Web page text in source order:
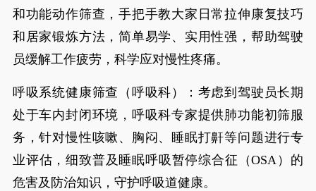
和功能动作筛查，手把手教大家日常拉伸康复技巧
和居家锻炼方法，简单易学、实用性强，帮助驾驶
员缓解工作疲劳，科学应对慢性疼痛。
呼吸系统健康筛查（呼吸科）：考虑到驾驶员长期
处于车内封闭环境，呼吸科专家提供肺功能初筛服
务，针对慢性咳嗽、胸闷、睡眠打鼾等问题进行专
业评估，细致普及睡眠呼吸暂停综合征（OSA）的
危害及防治知识，守护呼吸道健康。